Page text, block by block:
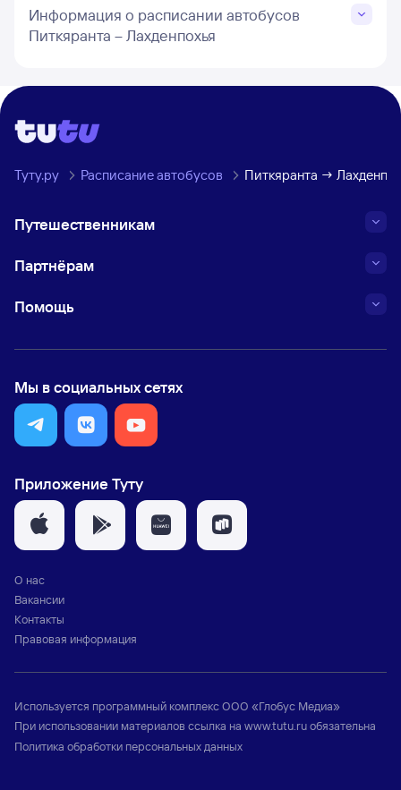
Информация о расписании автобусов
Питкяранта – Лахденпохья
Туту.ру Расписание автобусов Питкяранта →
Путешественникам
Партнёрам
Помощь
Мы в социальных сетях
Приложение Туту
О нас
Вакансии
Контакты
Правовая информация
Используется программный комплексООО «Глобус Медиа»
При использовании материалов ссылка на www.tutu.ruобязательна
Политика обработки персональных данных